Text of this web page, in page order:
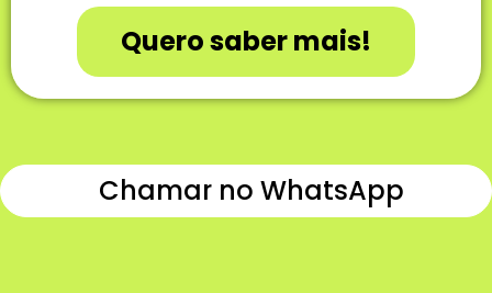
Quero saber mais!
Chamar no WhatsApp